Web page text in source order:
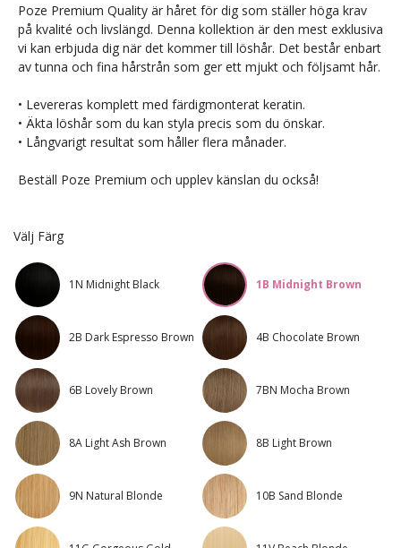
Poze Premium Quality är håret för dig som ställer höga krav
på kvalité och livslängd. Denna kollektion är den mest exklusiva
vi kan erbjuda dig när det kommer till löshår. Det består enbart
av tunna och fina hårstrån som ger ett mjukt och följsamt hår.
• Levereras komplett med färdigmonterat keratin.
• Äkta löshår som du kan styla precis som du önskar.
• Långvarigt resultat som håller flera månader.
Beställ Poze Premium och upplev känslan du också!
Välj Färg
1N Midnight Black 1B Midnight Brown
2B Dark Espresso Brown 4B Chocolate Brown
6B Lovely Brown 7BN Mocha Brown
8A Light Ash Brown 8B Light Brown
9N Natural Blonde 10B Sand Blonde